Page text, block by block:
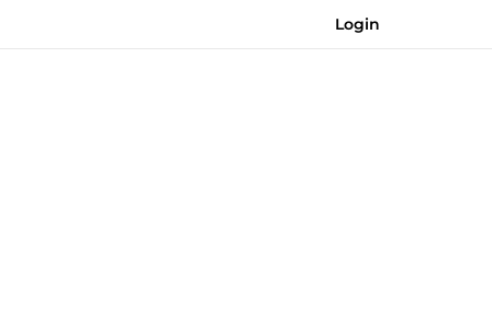
Login